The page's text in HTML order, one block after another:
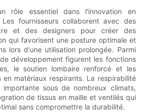
rôle essentiel dans l'innovation en
fournisseurs collaborent avec des
et des designers pour créer des
qui favorisent une posture optimale et
lors d'une utilisation prolongée. Parmi
développement figurent les fonctions
le soutien lombaire renforcé et les
en matériaux respirants. La respirabilité
importante sous de nombreux climats,
de tissus en maille et ventilés qui
sans compromettre la durabilité.